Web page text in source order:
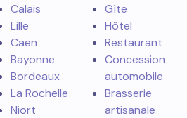
Calais
Lille
Caen
Bayonne
Bordeaux
La Rochelle
Niort
Gîte
Hôtel
Restaurant
Concession
automobile
Brasserie
artisanale